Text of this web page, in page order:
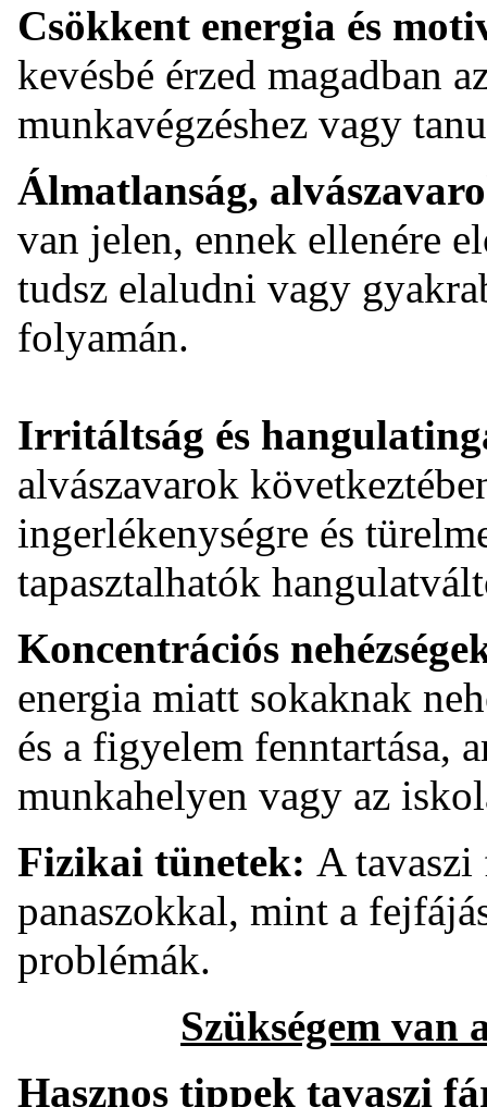
Csökkent energia és
kevésbé érzed magadban
munkavégzéshez vagy
Álmatlanság,
van jelen, ennek ellenére
tudsz elaludni vagy
folyamán.
Irritáltság és
alvászavarok
ingerlékenységre és
tapasztalhatók
Koncentrációs
energia miatt sokaknak
és a figyelem fenntartása,
munkahelyen vagy az
Fizikai tünetek: A tavaszi
panaszokkal, mint a
problémák.
Szükségem
Hasznos tippek tavaszi